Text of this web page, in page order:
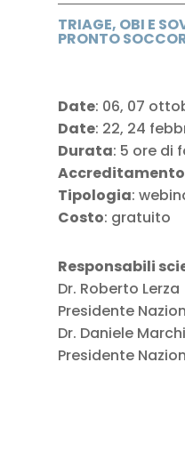
TRIAGE, OBI E
PRONTO
Date: 06, 07
Date: 22, 24
Durata: 5 ore di
Accreditamento
Tipologia:
Costo: gratuito
Responsabili
Dr. Roberto Lerza
Presidente
Dr. Daniele
Presidente